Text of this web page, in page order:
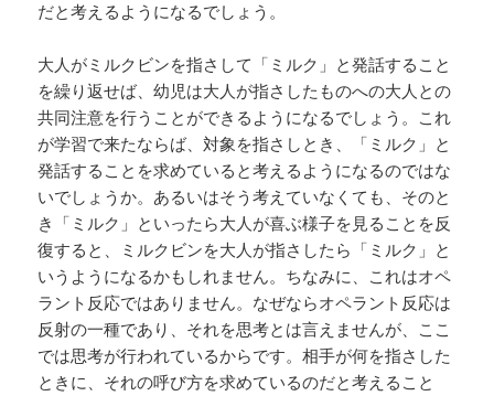
だと考えるようになるでしょう。
大人がミルクビンを指さして「ミルク」と発話すること
を繰り返せば、幼児は大人が指さしたものへの大人との
共同注意を行うことができるようになるでしょう。これ
が学習で来たならば、対象を指さしとき、「ミルク」と
発話することを求めていると考えるようになるのではな
いでしょうか。あるいはそう考えていなくても、そのと
き「ミルク」といったら大人が喜ぶ様子を見ることを反
復すると、ミルクビンを大人が指さしたら「ミルク」と
いうようになるかもしれません。ちなみに、これはオペ
ラント反応ではありません。なぜならオペラント反応は
反射の一種であり、それを思考とは言えませんが、ここ
では思考が行われているからです。相手が何を指さした
ときに、それの呼び方を求めているのだと考えること